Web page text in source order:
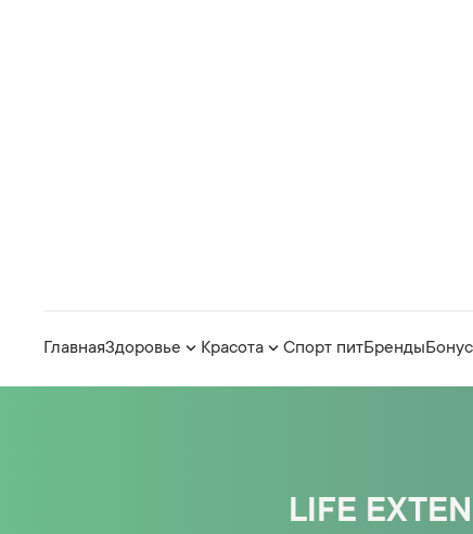
ГлавнаяЗдоровье Красота Спорт питБренды
LIFE